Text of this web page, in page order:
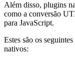
Além disso, plugins
como a conversão
para JavaScript.
Estes são os
nativos: